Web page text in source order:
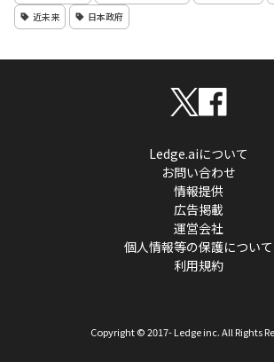
近未来
日本政府
Ledge.aiについて
お問い合わせ
情報提供
広告掲載
運営会社
個人情報等の保護について
利用規約
Copyright © 2017- Ledge inc. All Rights